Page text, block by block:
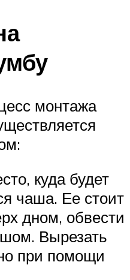
монтажа
куда будет
чаша. Ее стоит
дном, обвести
Вырезать
при помощи